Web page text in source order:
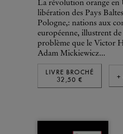
La révolution orange en
libération des Pays
Pologne,: nations aux
européenne, illustrent
problème que le Victor
Adam Mickiewicz...
LIVRE BROCHÉ
32,50 €
+